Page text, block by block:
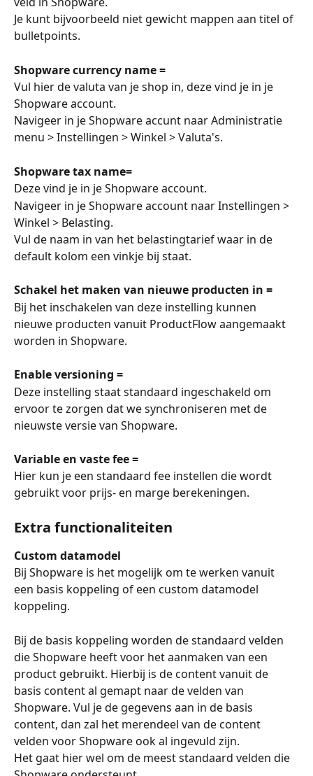
Je kunt bijvoorbeeld niet gewicht mappen aan titel of
bulletpoints.
Shopware currency name =
Vul hier de valuta van je shop in, deze vind je in je
Shopware account.
Navigeer in je Shopware accunt naar Administratie
menu > Instellingen > Winkel > Valuta's.
Shopware tax name=
Deze vind je in je Shopware account.
Navigeer in je Shopware account naar Instellingen >
Winkel > Belasting.
Vul de naam in van het belastingtarief waar in de
default kolom een vinkje bij staat.
Schakel het maken van nieuwe producten in =
Bij het inschakelen van deze instelling kunnen
nieuwe producten vanuit ProductFlow aangemaakt
worden in Shopware.
Enable versioning =
Deze instelling staat standaard ingeschakeld om
ervoor te zorgen dat we synchroniseren met de
nieuwste versie van Shopware.
Variable en vaste fee =
Hier kun je een standaard fee instellen die wordt
gebruikt voor prijs- en marge berekeningen.
Extra functionaliteiten
Custom datamodel
Bij Shopware is het mogelijk om te werken vanuit
een basis koppeling of een custom datamodel
koppeling.
Bij de basis koppeling worden de standaard velden
die Shopware heeft voor het aanmaken van een
product gebruikt. Hierbij is de content vanuit de
basis content al gemapt naar de velden van
Shopware. Vul je de gegevens aan in de basis
content, dan zal het merendeel van de content
velden voor Shopware ook al ingevuld zijn.
Het gaat hier wel om de meest standaard velden die